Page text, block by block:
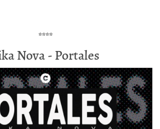
****
Nova - Portales